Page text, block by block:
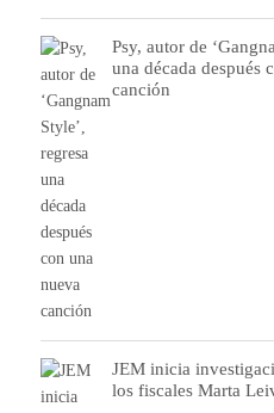
Psy, autor de
una década después
canción
JEM inicia
los fiscales Marta